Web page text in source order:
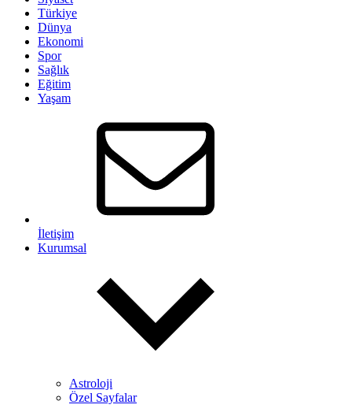
Türkiye
Dünya
Ekonomi
Spor
Sağlık
Eğitim
Yaşam
İletişim
Kurumsal
Astroloji
Özel Sayfalar